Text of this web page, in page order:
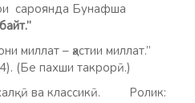
сароянда Бунафша
миллат – ҳастии миллат.”
(Бе пахши такрорӣ.)
халқӣ ва классикӣ. Ролик: